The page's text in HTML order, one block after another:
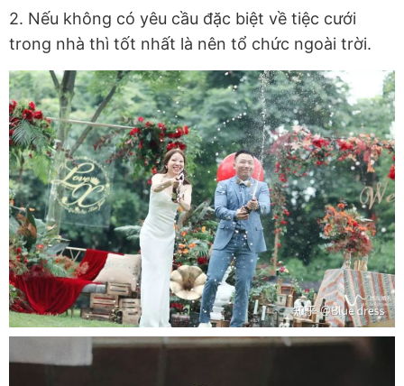
2. Nếu không có yêu cầu đặc biệt về tiệc cưới
trong nhà thì tốt nhất là nên tổ chức ngoài trời.